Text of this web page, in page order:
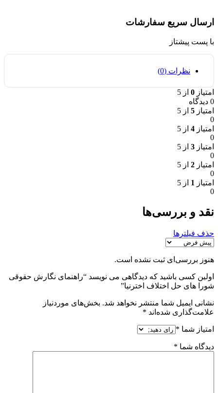
ارسال سریع سفارشات
با پست پیشتاز
نظرات (0)
امتیاز 0 از 5
0 دیدگاه
امتیاز 5 از 5
0
امتیاز 4 از 5
0
امتیاز 3 از 5
0
امتیاز 2 از 5
0
امتیاز 1 از 5
0
نقد و بررسی‌ها
حذف فیلترها
هنوز بررسی‌ای ثبت نشده است.
اولین کسی باشید که دیدگاهی می نویسد “راهنمای نگارش حقوقی
شورا های حل اختلاف اخترنیا”
نشانی ایمیل شما منتشر نخواهد شد. بخش‌های موردنیاز
علامت‌گذاری شده‌اند *
امتیاز شما *
دیدگاه شما *